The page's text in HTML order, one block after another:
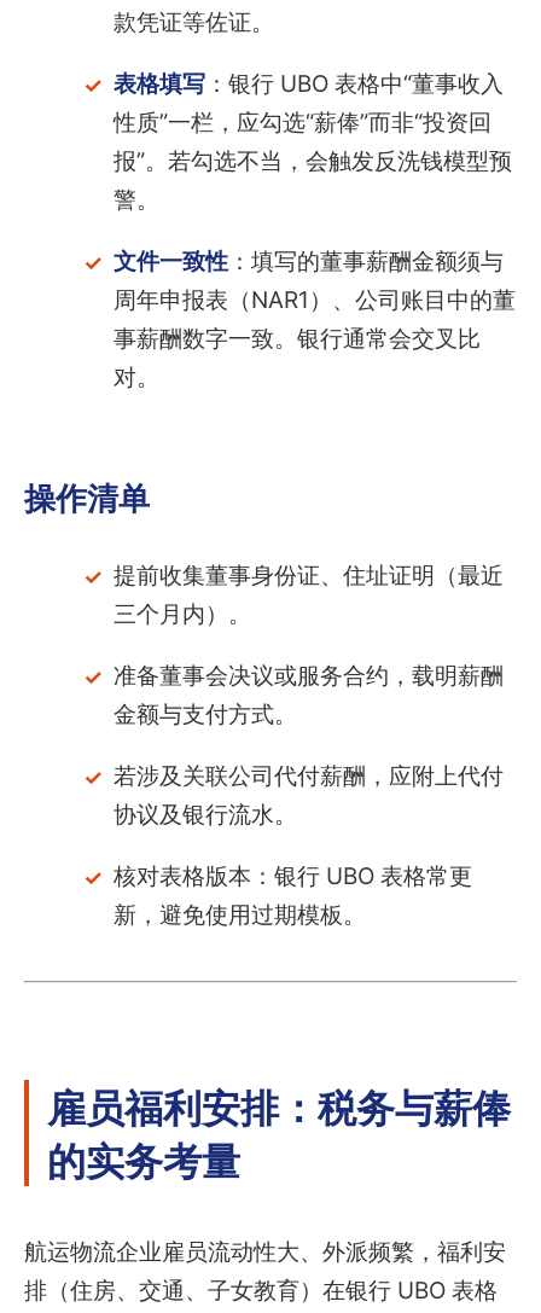
款凭证等佐证。
表格填写：银行 UBO 表格中“董事收入
性质”一栏，应勾选“薪俸”而非“投资回
报”。若勾选不当，会触发反洗钱模型预
警。
文件一致性：填写的董事薪酬金额须与
周年申报表（NAR1）、公司账目中的董
事薪酬数字一致。银行通常会交叉比
对。
操作清单
提前收集董事身份证、住址证明（最近
三个月内）。
准备董事会决议或服务合约，载明薪酬
金额与支付方式。
若涉及关联公司代付薪酬，应附上代付
协议及银行流水。
核对表格版本：银行 UBO 表格常更
新，避免使用过期模板。
雇员福利安排：税务与薪俸
的实务考量
航运物流企业雇员流动性大、外派频繁，福利安
排（住房、交通、子女教育）在银行 UBO 表格